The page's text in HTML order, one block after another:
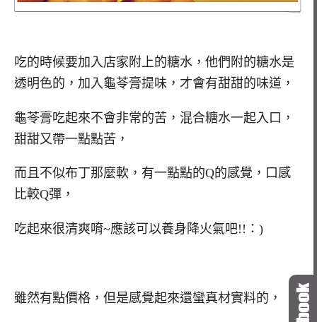
吃的時候要加入店家附上的糖水，他們附的糖水是
透明色的，加入龜苓膏提味，才會有甜甜的味道，
龜苓膏吃起來不會非常的苦，混合糖水一起入口，
甜甜又帶一點點苦，
而且不似布丁那麼軟，有一點點的Q的感覺，口感
比較Q彈，
吃起來很清爽唷~應該可以養身降火氣吧!!：)
雖然有點價格，但是感覺起來還蠻真材實料的，